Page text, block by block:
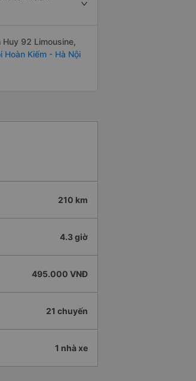
92 Limousine,
Hoàn Kiếm - Hà Nội
210 km
4.3 giờ
495.000 VNĐ
21 chuyến
1 nhà xe